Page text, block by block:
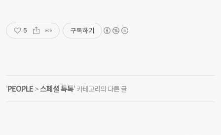
5 구독하기
'PEOPLE >스페셜 톡톡' 카테고리의 다른 글